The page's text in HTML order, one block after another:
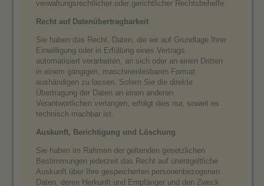
verwaltungsrechtlicher oder gerichtlicher Rechtsbehelfe.
Recht auf Daten­übertrag­barkeit
Sie haben das Recht, Daten, die wir auf Grundlage Ihrer
Einwilligung oder in Erfüllung eines Vertrags
automatisiert verarbeiten, an sich oder an einen Dritten
in einem gängigen, maschinenlesbaren Format
aushändigen zu lassen. Sofern Sie die direkte
Übertragung der Daten an einen anderen
Verantwortlichen verlangen, erfolgt dies nur, soweit es
technisch machbar ist.
Auskunft, Berichtigung und Löschung
Sie haben im Rahmen der geltenden gesetzlichen
Bestimmungen jederzeit das Recht auf unentgeltliche
Auskunft über Ihre gespeicherten personenbezogenen
Daten, deren Herkunft und Empfänger und den Zweck